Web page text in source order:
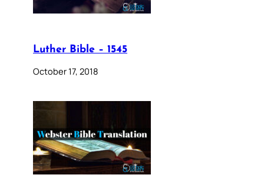
Luther Bible – 1545
October 17, 2018